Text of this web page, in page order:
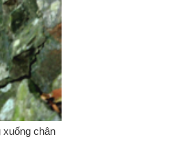
xuống chân